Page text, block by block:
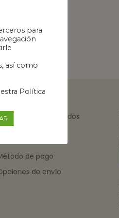
de pedidos
de pago
de envío
para
así como
Política